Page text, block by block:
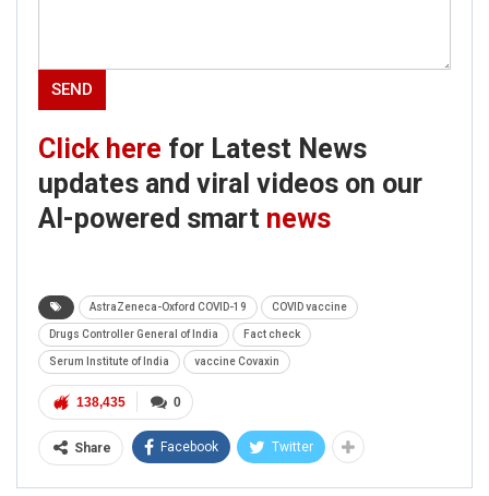
Click here for Latest News
updates and viral videos on our
AI-powered smart news
AstraZeneca-Oxford COVID-19 COVID vaccine
Drugs Controller General of India Fact check
Serum Institute of India vaccine Covaxin
0
138,435
Share Facebook Twitter